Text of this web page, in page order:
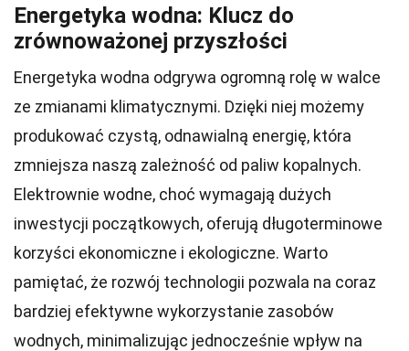
Energetyka wodna: Klucz do
zrównoważonej przyszłości
Energetyka wodna odgrywa ogromną rolę w walce
ze zmianami klimatycznymi. Dzięki niej możemy
produkować czystą, odnawialną energię, która
zmniejsza naszą zależność od paliw kopalnych.
Elektrownie wodne, choć wymagają dużych
inwestycji początkowych, oferują długoterminowe
korzyści ekonomiczne i ekologiczne. Warto
pamiętać, że rozwój technologii pozwala na coraz
bardziej efektywne wykorzystanie zasobów
wodnych, minimalizując jednocześnie wpływ na